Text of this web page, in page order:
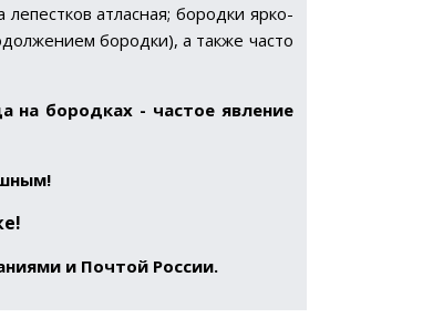
атласная; бородки ярко-
бородки), а также часто
на бородках - частое явление
и Почтой России.